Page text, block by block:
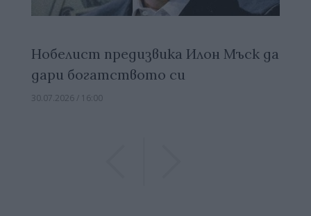
Нобелист предизвика Илон Мъск да
дари богатството си
30.07.2026 / 16:00